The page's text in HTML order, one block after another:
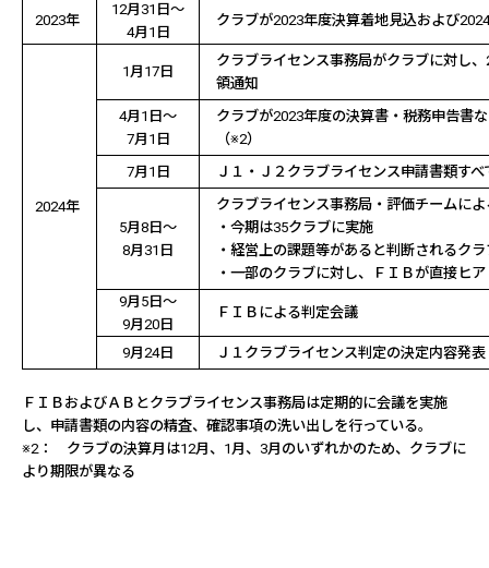
2023年
12月 31 日～
4月 1 日
クラブが2023年度決算着地見込および
2024年
1月 17 日
クラブライセンス事務局がクラブに対し、
領通知
4月 1 日～
7月 1 日
クラブが2023年度の決算書・税務申告書
（※2）
7月 1 日 Ｊ１・Ｊ２クラブライセンス申請書類す
5月 8 日～
8月 31 日
クラブライセンス事務局・評価チームに
・今期は35クラブに実施
・経営上の課題等があると判断されるク
・一部のクラブに対し、ＦＩＢが直接ヒ
9月 5 日～
9月 20 日
ＦＩＢによる判定会議
9月 24日 Ｊ１クラブライセンス判定の決定内容発表
ＦＩＢおよびＡＢとクラブライセンス事務局は定期的に会議を実施
し、申請書類の内容の精査、確認事項の洗い出しを行っている。
※2： クラブの決算月は12月、 1月、 3月のいずれかのため、クラブに
より期限が異なる